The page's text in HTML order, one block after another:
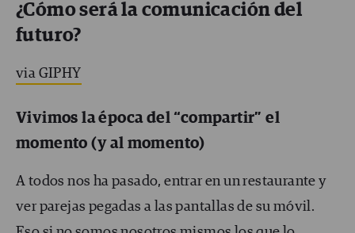
¿Cómo será la comunicación del
futuro?
via GIPHY
Vivimos la época del “compartir” el
momento (y al momento)
A todos nos ha pasado, entrar en un restaurante y
ver parejas pegadas a las pantallas de su móvil.